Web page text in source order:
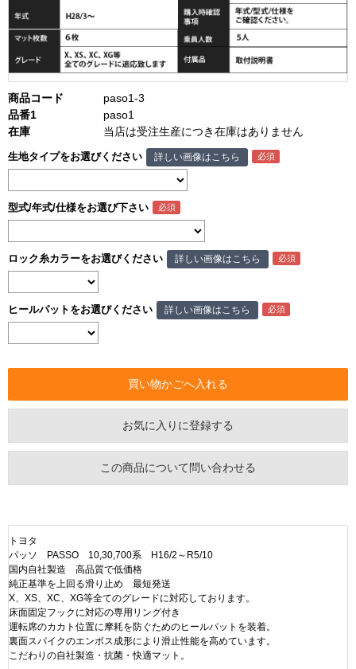
商品コード
paso1-3
品番1
paso1
在庫
当店は受注生産につき在庫はありません
生地タイプをお選びください 詳しい画像はこちら
型式/年式/仕様をお選び下さい
ロック糸カラーをお選びください 詳しい画像はこちら
ヒールパットをお選びください 詳しい画像はこちら
お気に入りに登録する
この商品について問い合わせる
トヨタ
パッソ PASSO 10,30,700系 H16/2～R5/10
国内自社製造 高品質で低価格
純正基準を上回る滑り止め 最短発送
X、XS、XC、XG等全てのグレードに対応しております。
床面固定フックに対応の専用リング付き
運転席のカカト位置に摩耗を防ぐためのヒールパットを装着。
裏面スパイクのエンボス成形により滑止性能を高めています。
こだわりの自社製造・抗菌・快適マット。